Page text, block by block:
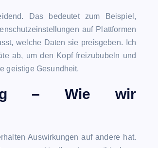
Das bedeutet zum Beispiel,
auf Plattformen
welche Daten sie preisgeben. Ich
ab, um den Kopf freizububeln und
geistige Gesundheit.
– Wie wir
Auswirkungen auf andere hat.